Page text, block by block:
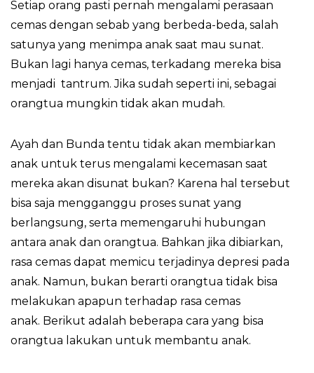
Setiap orang pasti pernah mengalami perasaan
cemas dengan sebab yang berbeda-beda, salah
satunya yang menimpa anak saat mau sunat.
Bukan lagi hanya cemas, terkadang mereka bisa
menjadi tantrum. Jika sudah seperti ini, sebagai
orangtua mungkin tidak akan mudah.
Ayah dan Bunda tentu tidak akan membiarkan
anak untuk terus mengalami kecemasan saat
mereka akan disunat bukan? Karena hal tersebut
bisa saja mengganggu proses sunat yang
berlangsung, serta memengaruhi hubungan
antara anak dan orangtua. Bahkan jika dibiarkan,
rasa cemas dapat memicu terjadinya depresi pada
anak. Namun, bukan berarti orangtua tidak bisa
melakukan apapun terhadap rasa cemas
anak. Berikut adalah beberapa cara yang bisa
orangtua lakukan untuk membantu anak.